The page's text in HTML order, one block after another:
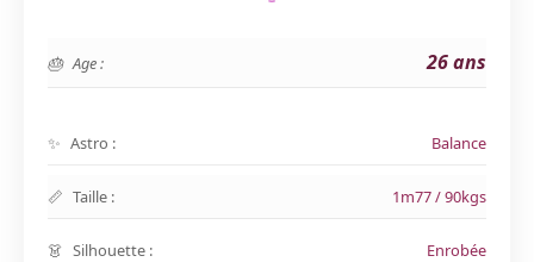
Age : 26 ans
Astro : Balance
Taille : 1m77 / 90kgs
Silhouette : Enrobée